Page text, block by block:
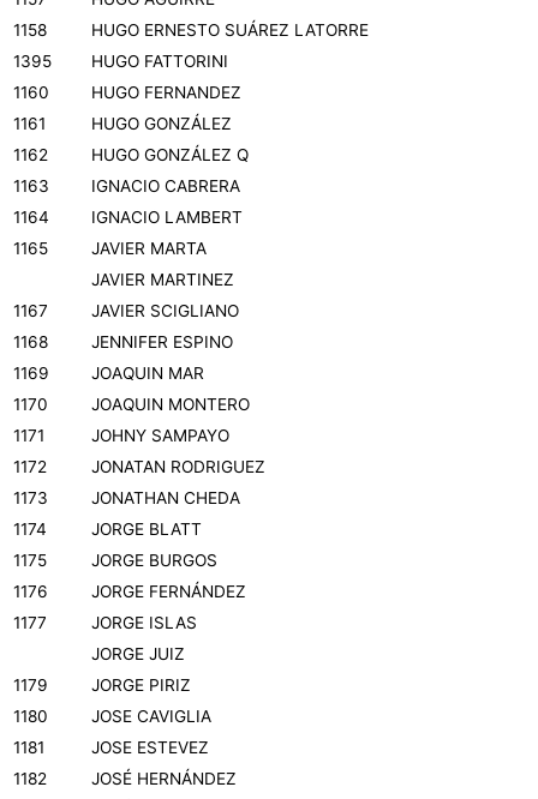
1158
HUGO ERNESTO SUÁREZ LATORRE
1395
HUGO FATTORINI
1160
HUGO FERNANDEZ
1161
HUGO GONZÁLEZ
1162
HUGO GONZÁLEZ Q
1163
IGNACIO CABRERA
1164
IGNACIO LAMBERT
1165
JAVIER MARTA
JAVIER MARTINEZ
1167
JAVIER SCIGLIANO
1168
JENNIFER ESPINO
1169
JOAQUIN MAR
1170
JOAQUIN MONTERO
1171
JOHNY SAMPAYO
1172
JONATAN RODRIGUEZ
1173
JONATHAN CHEDA
1174
JORGE BLATT
1175
JORGE BURGOS
1176
JORGE FERNÁNDEZ
1177
JORGE ISLAS
JORGE JUIZ
1179
JORGE PIRIZ
1180
JOSE CAVIGLIA
1181
JOSE ESTEVEZ
1182
JOSÉ HERNÁNDEZ